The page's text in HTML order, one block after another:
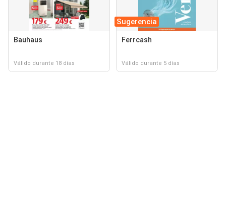
Bauhaus
Válido durante 18 días
Sugerencia
Ferrcash
Válido durante 5 días